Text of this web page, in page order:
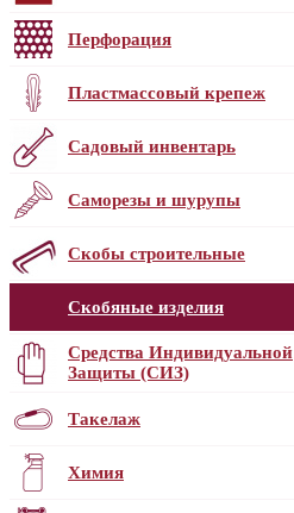
Перфорация
Пластмассовый крепеж
Садовый инвентарь
Саморезы и шурупы
Скобы строительные
Скобяные изделия
Средства Индивидуальной
Защиты (СИЗ)
Такелаж
Химия